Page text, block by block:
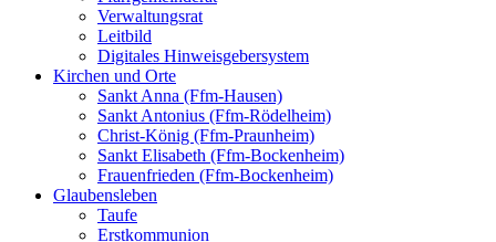
Verwaltungsrat
Leitbild
Digitales Hinweisgebersystem
Kirchen und Orte
Sankt Anna (Ffm-Hausen)
Sankt Antonius (Ffm-Rödelheim)
Christ-König (Ffm-Praunheim)
Sankt Elisabeth (Ffm-Bockenheim)
Frauenfrieden (Ffm-Bockenheim)
Glaubensleben
Taufe
Erstkommunion